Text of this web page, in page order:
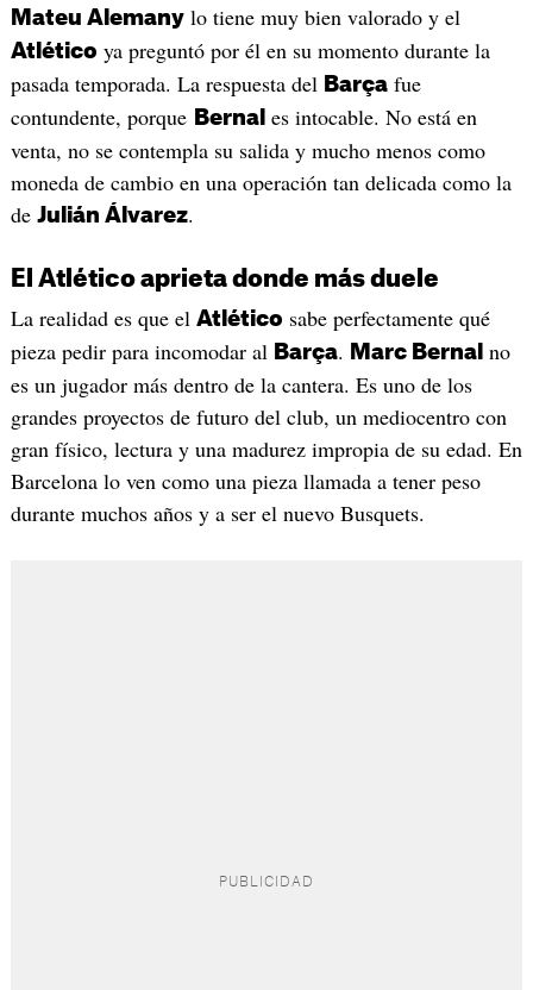
Mateu Alemanylo tiene muy bien valorado y el
Atlético ya preguntó por él en su momento durante la
pasada temporada. La respuesta del Barçafue
contundente, porque Bernal es intocable. No está en
venta, no se contempla su salida y mucho menos como
moneda de cambio en una operación tan delicada como la
de Julián Álvarez.
El Atlético aprieta donde más duele
La realidad es que el Atlético sabe perfectamente qué
pieza pedir para incomodar al Barça. Marc Bernal no
es un jugador más dentro de la cantera. Es uno de los
grandes proyectos de futuro del club, un mediocentro con
gran físico, lectura y una madurez impropia de su edad. En
Barcelona lo ven como una pieza llamada a tener peso
durante muchos años y a ser el nuevo Busquets.